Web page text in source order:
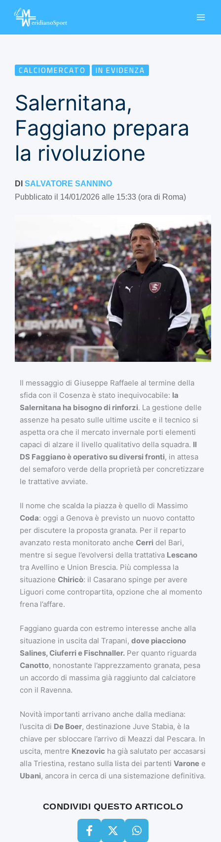
CALCIOMERCATO IN EVIDENZA
Salernitana,
Faggiano prepara
la rivoluzione
DI SALVATORE SANNINO
Pubblicato il 14/01/2026 alle 15:33 (ora di Roma)
Il messaggio di Giuseppe Raffaele al termine della
sfida con il Cosenza è stato inequivocabile: la
Salernitana ha bisogno di rinforzi. La gestione delle
assenze ha pesato sulle ultime uscite e il tecnico si
aspetta ora che il mercato invernale porti elementi
capaci di alzare il livello qualitativo della squadra. Il
DS Faggiano è operativo su diversi fronti, in attesa
del semaforo verde della proprietà per concretizzare
le trattative avviate.
​Il nome che scalda la piazza è quello di Massimo
Coda: oggi a Genova è previsto un nuovo contatto
per discutere la proposta granata. Per il reparto
avanzato resta monitorato anche Cerri del Bari,
mentre si segue l’evolversi della trattativa Lescano
tra Avellino e Union Brescia. Più complessa la
situazione Chiricò: il Casarano spinge per avere
Liguori come contropartita, opzione che al momento
frena l’affare.
​Faggiano guarda con estremo interesse anche alla
situazione in uscita dal Trapani, dove piacciono
Salines, Ciuferri e Fischnaller. Per quanto riguarda
Canotto, nonostante l’apprezzamento granata, pesa
un accordo di massima già raggiunto dal calciatore
con il Ravenna.
​Novità importanti arrivano anche dalla mediana:
l’uscita di De Boer, destinazione Juve Stabia, è la
chiave per sbloccare l’arrivo di Meazzi dal Pescara. In
uscita, mentre Knezovic ha già salutato per accasarsi
alla Triestina, restano sulla lista dei partenti Varone e
Ubani, ancora in cerca di una sistemazione definitiva.
CONDIVIDI QUESTO ARTICOLO